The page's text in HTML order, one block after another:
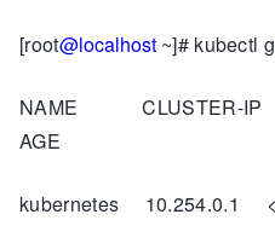
[root@localhost~]# kubectl
NAME CLUSTER-IP
AGE
kubernetes